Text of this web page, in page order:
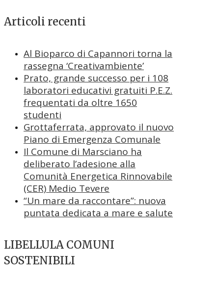
Articoli recenti
Al Bioparco di Capannori torna la
rassegna ‘Creativambiente’
Prato, grande successo per i 108
laboratori educativi gratuiti P.E.Z.
frequentati da oltre 1650
studenti
Grottaferrata, approvato il nuovo
Piano di Emergenza Comunale
Il Comune di Marsciano ha
deliberato l’adesione alla
Comunità Energetica Rinnovabile
(CER) Medio Tevere
“Un mare da raccontare”: nuova
puntata dedicata a mare e salute
LIBELLULA COMUNI
SOSTENIBILI